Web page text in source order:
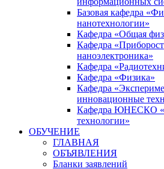
Базовая кафедра
нанотехнологии»
Кафедра «Общая
Кафедра
наноэлектроника»
Кафедра
Кафедра «Физика»
Кафедра
инновационные
Кафедра ЮНЕСКО
технологии»
ОБУЧЕНИЕ
ГЛАВНАЯ
ОБЪЯВЛЕНИЯ
Бланки заявлений